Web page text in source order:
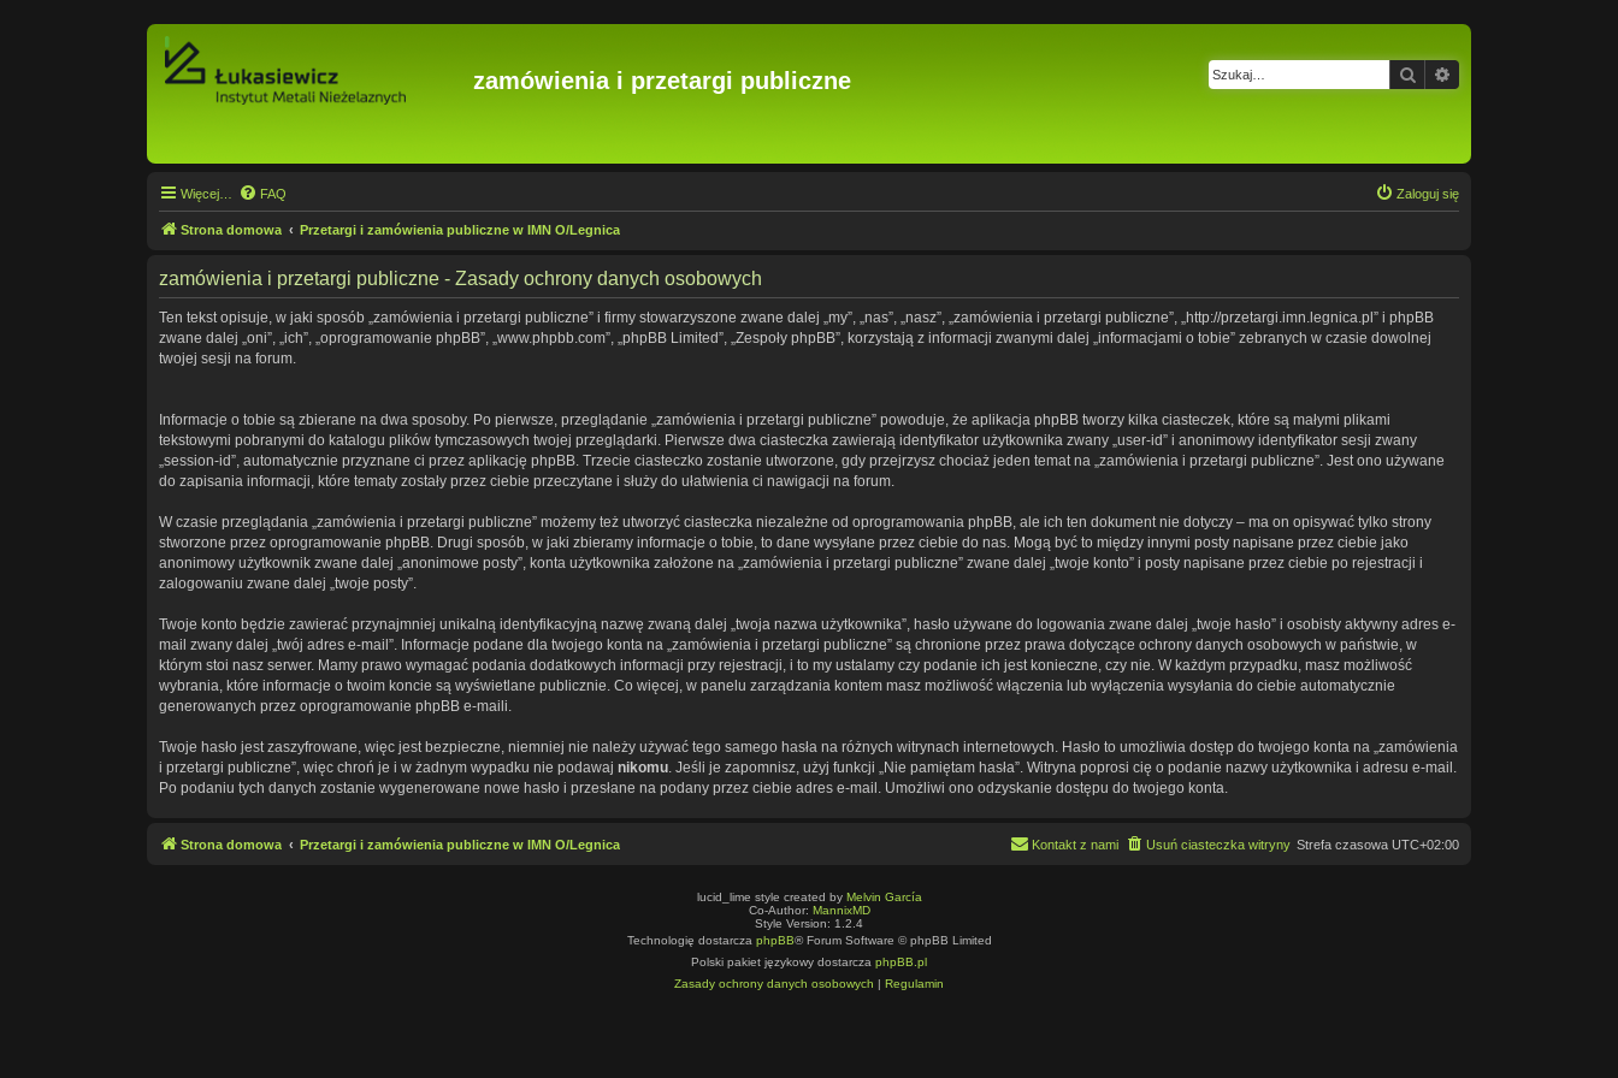
zamówienia i przetargi publiczne Szukaj
Więcej… FAQ Zaloguj się
Strona domowa Przetargi i zamówienia publiczne w IMN O/Legnica
zamówienia i przetargi publiczne - Zasady ochrony danych osobowych
Ten tekst opisuje, w jaki sposób „zamówienia i przetargi publiczne” i firmy stowarzyszone zwane dalej „my”, „nas”, „nasz”, „zamówienia i przetargi publiczne”, „http://przetargi.imn.legnica.pl” i phpBB
zwane dalej „oni”, „ich”, „oprogramowanie phpBB”, „www.phpbb.com”, „phpBB Limited”, „Zespoły phpBB”, korzystają z informacji zwanymi dalej „informacjami o tobie” zebranych w czasie dowolnej
twojej sesji na forum.
Informacje o tobie są zbierane na dwa sposoby. Po pierwsze, przeglądanie „zamówienia i przetargi publiczne” powoduje, że aplikacja phpBB tworzy kilka ciasteczek, które są małymi plikami
tekstowymi pobranymi do katalogu plików tymczasowych twojej przeglądarki. Pierwsze dwa ciasteczka zawierają identyfikator użytkownika zwany „user-id” i anonimowy identyfikator sesji zwany
„session-id”, automatycznie przyznane ci przez aplikację phpBB. Trzecie ciasteczko zostanie utworzone, gdy przejrzysz chociaż jeden temat na „zamówienia i przetargi publiczne”. Jest ono używane
do zapisania informacji, które tematy zostały przez ciebie przeczytane i służy do ułatwienia ci nawigacji na forum.
W czasie przeglądania „zamówienia i przetargi publiczne” możemy też utworzyć ciasteczka niezależne od oprogramowania phpBB, ale ich ten dokument nie dotyczy – ma on opisywać tylko strony
stworzone przez oprogramowanie phpBB. Drugi sposób, w jaki zbieramy informacje o tobie, to dane wysyłane przez ciebie do nas. Mogą być to między innymi posty napisane przez ciebie jako
anonimowy użytkownik zwane dalej „anonimowe posty”, konta użytkownika założone na „zamówienia i przetargi publiczne” zwane dalej „twoje konto” i posty napisane przez ciebie po rejestracji i
zalogowaniu zwane dalej „twoje posty”.
Twoje konto będzie zawierać przynajmniej unikalną identyfikacyjną nazwę zwaną dalej „twoja nazwa użytkownika”, hasło używane do logowania zwane dalej „twoje hasło” i osobisty aktywny adres e-
mail zwany dalej „twój adres e-mail”. Informacje podane dla twojego konta na „zamówienia i przetargi publiczne” są chronione przez prawa dotyczące ochrony danych osobowych w państwie, w
którym stoi nasz serwer. Mamy prawo wymagać podania dodatkowych informacji przy rejestracji, i to my ustalamy czy podanie ich jest konieczne, czy nie. W każdym przypadku, masz możliwość
wybrania, które informacje o twoim koncie są wyświetlane publicznie. Co więcej, w panelu zarządzania kontem masz możliwość włączenia lub wyłączenia wysyłania do ciebie automatycznie
generowanych przez oprogramowanie phpBB e-maili.
Twoje hasło jest zaszyfrowane, więc jest bezpieczne, niemniej nie należy używać tego samego hasła na różnych witrynach internetowych. Hasło to umożliwia dostęp do twojego konta na „zamówienia
i przetargi publiczne”, więc chroń je i w żadnym wypadku nie podawaj nikomu. Jeśli je zapomnisz, użyj funkcji „Nie pamiętam hasła”. Witryna poprosi cię o podanie nazwy użytkownika i adresu e-mail.
Po podaniu tych danych zostanie wygenerowane nowe hasło i przesłane na podany przez ciebie adres e-mail. Umożliwi ono odzyskanie dostępu do twojego konta.
Strona domowa Przetargi i zamówienia publiczne w IMN O/Legnica Strefa czasowa UTC+02:00
Usuń ciasteczka witryny
Kontakt z nami
lucid_lime style created by Melvin García
Co-Author: MannixMD
Style Version: 1.2.4
Technologię dostarcza phpBB® Forum Software © phpBB Limited
Polski pakiet językowy dostarcza phpBB.pl
Zasady ochrony danych osobowych | Regulamin